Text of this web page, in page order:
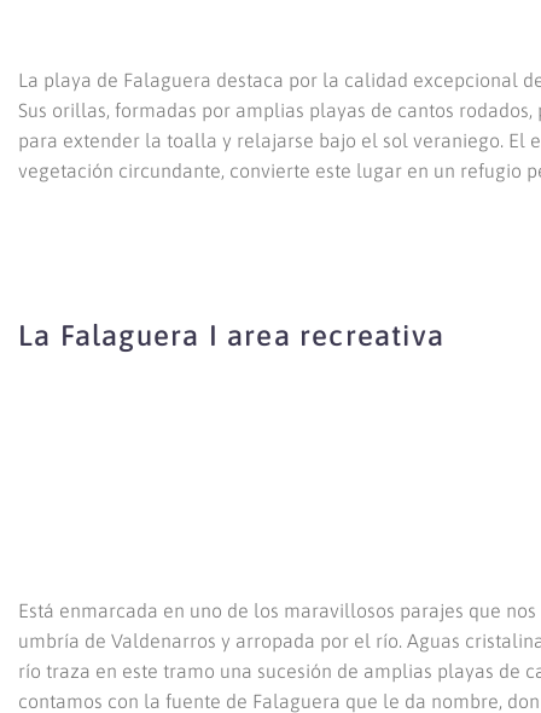
La playa de Falaguera destaca por la calidad excepcional
Sus orillas, formadas por amplias playas de cantos
para extender la toalla y relajarse bajo el sol veraniego. El
vegetación circundante, convierte este lugar en un refugio
La Falaguera I area recreativa
Está enmarcada en uno de los maravillosos parajes que
umbría de Valdenarros y arropada por el río. Aguas
río traza en este tramo una sucesión de amplias playas de
contamos con la fuente de Falaguera que le da nombre,